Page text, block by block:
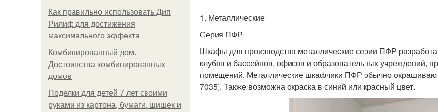
Как правильно использовать Дип
Рилиф для достижения
максимального эффекта
Комбинированный дом.
Достоинства комбинированных
домов
Поделки для детей 7 лет своими
руками из картона, бумаги, шишек и
1. Металлические
Серия ПФР
Шкафы для производства металлические серии ПФР
клубов и бассейнов, офисов и образовательных учреждений,
помещений. Металлические шкафчики ПФР обычно
7035). Также возможна окраска в синий или красный цвет.